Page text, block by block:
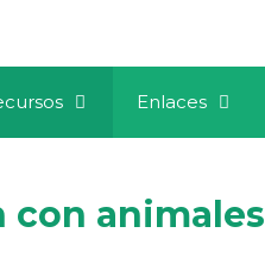
Enlaces
con animales